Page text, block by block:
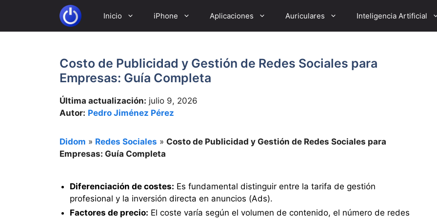
contenido
Inicio iPhone Aplicaciones Auriculares Inteligencia Artificial
Costo de Publicidad y Gestión de Redes Sociales para
Empresas: Guía Completa
Última actualización: julio 9, 2026
Autor: Pedro Jiménez Pérez
Didom » Redes Sociales » Costo de Publicidad y Gestión de Redes Sociales para
Empresas: Guía Completa
Diferenciación de costes: Es fundamental distinguir entre la tarifa de gestión
profesional y la inversión directa en anuncios (Ads).
Factores de precio: El coste varía según el volumen de contenido, el número de redes